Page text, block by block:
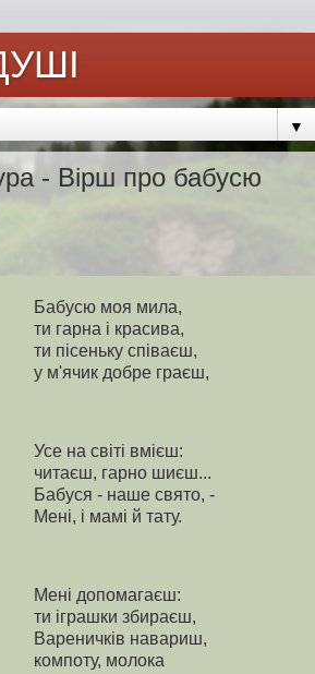
▼
- Вірш про бабусю
Бабусю моя мила,
ти гарна і красива,
ти пісеньку співаєш,
у м'ячик добре граєш,
Усе на світі вмієш:
читаєш, гарно шиєш...
Бабуся - наше свято, -
Мені, і мамі й тату.
Мені допомагаєш:
ти іграшки збираєш,
Вареничків навариш,
компоту, молока